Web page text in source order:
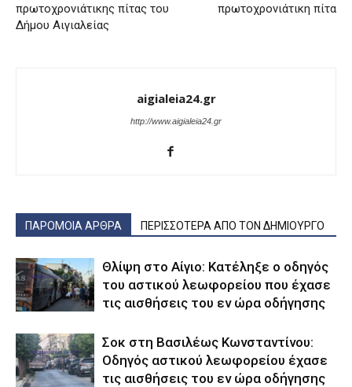
πρωτοχρονιάτικης πίτας του
Δήμου Αιγιαλείας
πρωτοχρονιάτικη πίτα
aigialeia24.gr
http://www.aigialeia24.gr
ΠΑΡΟΜΟΙΑ ΑΡΘΡΑ ΠΕΡΙΣΣΟΤΕΡΑ ΑΠΟ ΤΟΝ ΔΗΜΙΟΥΡΓΟ
Θλίψη στο Αίγιο: Κατέληξε ο οδηγός
του αστικού λεωφορείου που έχασε
τις αισθήσεις του εν ώρα οδήγησης
Σοκ στη Βασιλέως Κωνσταντίνου:
Οδηγός αστικού λεωφορείου έχασε
τις αισθήσεις του εν ώρα οδήγησης